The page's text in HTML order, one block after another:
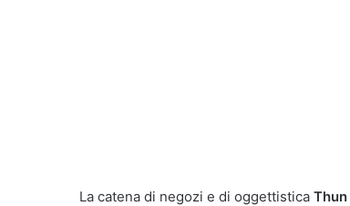
La catena di negozi e di oggettistica Thun